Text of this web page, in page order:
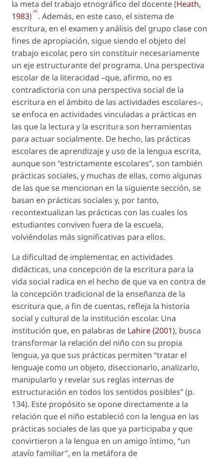
la meta del trabajo etnográfico del docente (Heath,
1983) [4] . Además, en este caso, el sistema de
escritura, en el examen y análisis del grupo clase con
fines de apropiación, sigue siendo el objeto del
trabajo escolar, pero sin constituir necesariamente
un eje estructurante del programa. Una perspectiva
escolar de la literacidad –que, afirmo, no es
contradictoria con una perspectiva social de la
escritura en el ámbito de las actividades escolares–,
se enfoca en actividades vinculadas a prácticas en
las que la lectura y la escritura son herramientas
para actuar socialmente. De hecho, las prácticas
escolares de aprendizaje y uso de la lengua escrita,
aunque son “estrictamente escolares”, son también
prácticas sociales, y muchas de ellas, como algunas
de las que se mencionan en la siguiente sección, se
basan en prácticas sociales y, por tanto,
recontextualizan las prácticas con las cuales los
estudiantes conviven fuera de la escuela,
volviéndolas más significativas para ellos.
La dificultad de implementar, en actividades
didácticas, una concepción de la escritura para la
vida social radica en el hecho de que va en contra de
la concepción tradicional de la enseñanza de la
escritura que, a fin de cuentas, refleja la historia
social y cultural de la institución escolar. Una
institución que, en palabras de Lahire (2001), busca
transformar la relación del niño con su propia
lengua, ya que sus prácticas permiten “tratar el
lenguaje como un objeto, diseccionarlo, analizarlo,
manipularlo y revelar sus reglas internas de
estructuración en todos los sentidos posibles” (p.
134). Este propósito se opone directamente a la
relación que el niño estableció con la lengua en las
prácticas sociales de las que ya participaba y que
convirtieron a la lengua en un amigo íntimo, “un
atavío familiar”, en la metáfora de